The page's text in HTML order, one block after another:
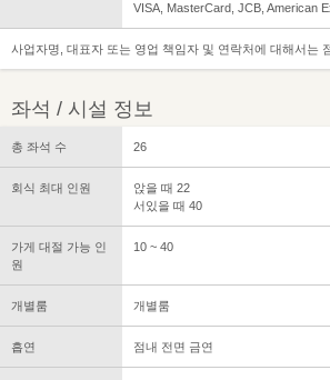
VISA, MasterCard, JCB, American
사업자명, 대표자 또는 영업 책임자 및 연락처에 대해서는
좌석 / 시설 정보
총 좌석 수 26
회식 최대 인원
앉을 때 22
서있을 때 40
가게 대절 가능 인
원
10 ~ 40
개별룸 개별룸
흡연 점내 전면 금연